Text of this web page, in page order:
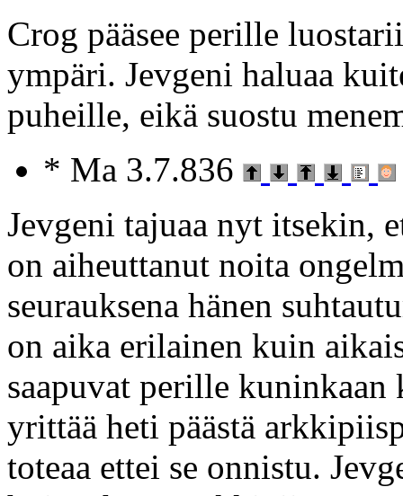
Crog pääsee perille
ympäri. Jevgeni haluaa
puheille, eikä suostu
* Ma 3.7.836
Jevgeni tajuaa nyt itsekin,
on aiheuttanut noita
seurauksena hänen
on aika erilainen kuin
saapuvat perille
yrittää heti päästä
toteaa ettei se onnistu.